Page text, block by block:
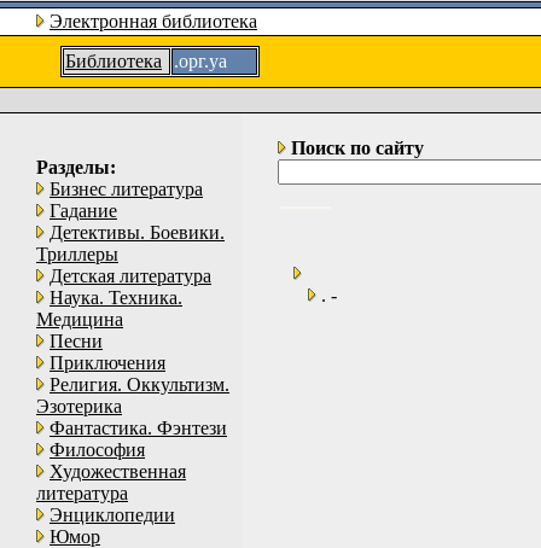
Электронная библиотека
Библиотека
.орг.уа
Разделы:
Бизнес литература
Гадание
Детективы. Боевики.
Триллеры
Детская литература
Наука. Техника.
Медицина
Песни
Приключения
Религия. Оккультизм.
Эзотерика
Фантастика. Фэнтези
Философия
Художественная
литература
Энциклопедии
Юмор
Поиск по сайту
. -